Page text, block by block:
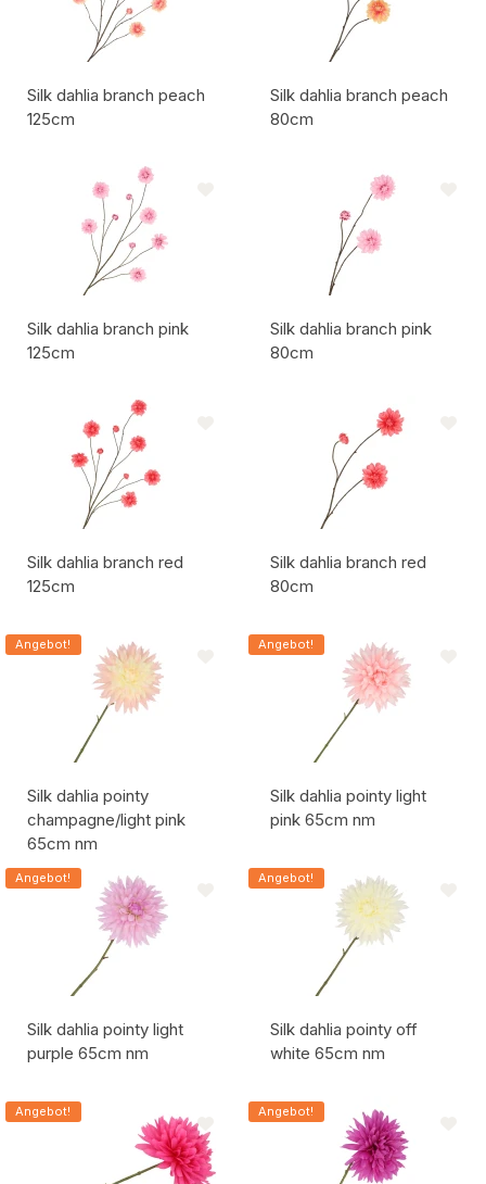
Silk dahlia branch peach
125cm
Silk dahlia branch peach
80cm
Silk dahlia branch pink
125cm
Silk dahlia branch pink
80cm
Silk dahlia branch red
125cm
Artikelcode:
Silk dahlia branch red
80cm
Artikelcode:
Angebot!
Silk dahlia pointy
champagne/light pink
65cm nm
Artikelcode:
Angebot!
Silk dahlia pointy light
pink 65cm nm
Artikelcode:
Angebot!
Silk dahlia pointy light
purple 65cm nm
Artikelcode:
Angebot!
Silk dahlia pointy off
white 65cm nm
Artikelcode:
Angebot! Angebot!